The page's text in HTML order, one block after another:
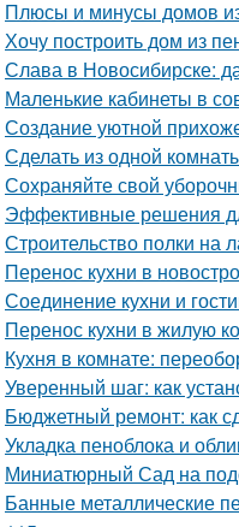
Плюсы и минусы домов
Хочу построить дом из
Слава в Новосибирске:
Маленькие кабинеты в
Создание уютной
Сделать из одной
Сохраняйте свой
Эффективные решения
Строительство полки на
Перенос кухни в
Соединение кухни и
Перенос кухни в жилую
Кухня в комнате:
Уверенный шаг: как
Бюджетный ремонт: как
Укладка пеноблока и
Миниатюрный Сад на
Банные металлические